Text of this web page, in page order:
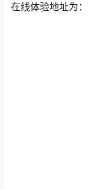
在线体验地址为：